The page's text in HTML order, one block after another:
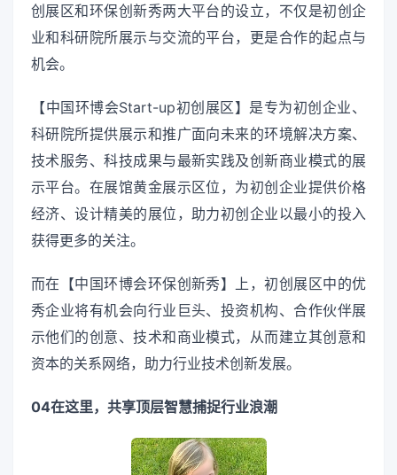
创展区和环保创新秀两大平台的设立，不仅是初创企
业和科研院所展示与交流的平台，更是合作的起点与
机会。
【中国环博会Start-up初创展区】是专为初创企业、
科研院所提供展示和推广面向未来的环境解决方案、
技术服务、科技成果与最新实践及创新商业模式的展
示平台。在展馆黄金展示区位，为初创企业提供价格
经济、设计精美的展位，助力初创企业以最小的投入
获得更多的关注。
而在【中国环博会环保创新秀】上，初创展区中的优
秀企业将有机会向行业巨头、投资机构、合作伙伴展
示他们的创意、技术和商业模式，从而建立其创意和
资本的关系网络，助力行业技术创新发展。
04在这里，共享顶层智慧捕捉行业浪潮